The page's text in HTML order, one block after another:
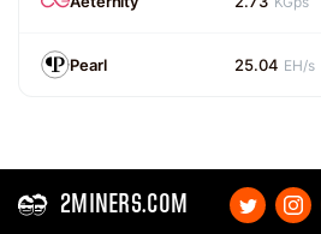
Pearl 25.04 EH/s
2MINERS.COM